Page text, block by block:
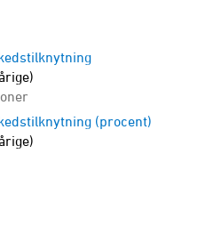
(procent)
(15-74-årige)